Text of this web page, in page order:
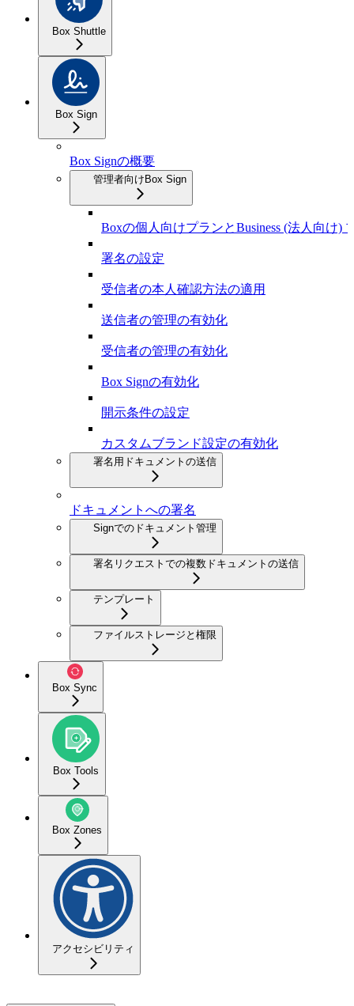
Box Shuttle
Box Sign
Box Signの概要
管理者向けBox Sign
Boxの個人向けプランとBusiness (法人向け)
署名の設定
受信者の本人確認方法の適用
送信者の管理の有効化
受信者の管理の有効化
Box Signの有効化
開示条件の設定
カスタムブランド設定の有効化
署名用ドキュメントの送信
ドキュメントへの署名
Signでのドキュメント管理
署名リクエストでの複数ドキュメントの送信
テンプレート
ファイルストレージと権限
Box Sync
Box Tools
Box Zones
アクセシビリティ